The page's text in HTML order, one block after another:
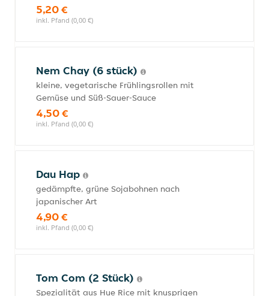
5,20 €
inkl. Pfand (0,00 €)
Nem Chay (6 stück)
kleine, vegetarische Frühlingsrollen mit
Gemüse und Süß-Sauer-Sauce
4,50 €
inkl. Pfand (0,00 €)
Dau Hap
gedämpfte, grüne Sojabohnen nach
japanischer Art
4,90 €
inkl. Pfand (0,00 €)
Tom Com (2 Stück)
Spezialität aus Hue Rice mit knusprigen